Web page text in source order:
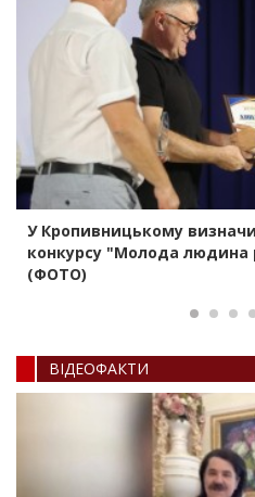
У Кропивницькому
конкурсу "Молода людина
(ФОТО)
ВIДЕОФАКТИ